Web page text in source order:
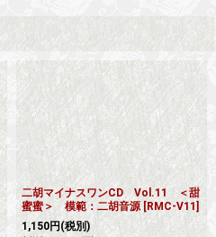
二胡マイナスワンCD Vol.11 ＜甜
蜜蜜＞ 模範：二胡音源 [RMC-V11 ]
1,150円 (税別)